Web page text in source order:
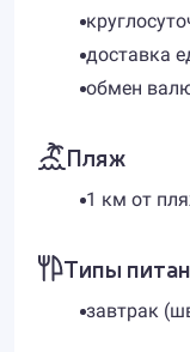
доставка
обмен
Пляж
1 км от
Типы
завтрак